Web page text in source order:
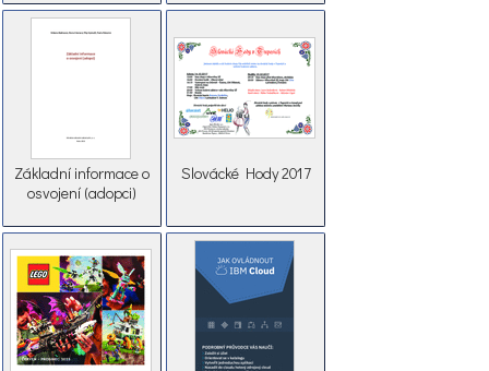
Základní informace o
osvojení (adopci)
Slovácké Hody 2017